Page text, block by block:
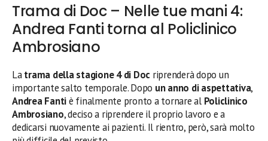
Trama di Doc – Nelle tue mani 4:
Andrea Fanti torna al Policlinico
Ambrosiano
Latrama della stagione 4 di Doc riprenderà dopo un
importante salto temporale. Dopo un anno di aspettativa,
Andrea Fantiè finalmente pronto a tornare al Policlinico
Ambrosiano, deciso a riprendere il proprio lavoro e a
dedicarsi nuovamente ai pazienti. Il rientro, però, sarà molto